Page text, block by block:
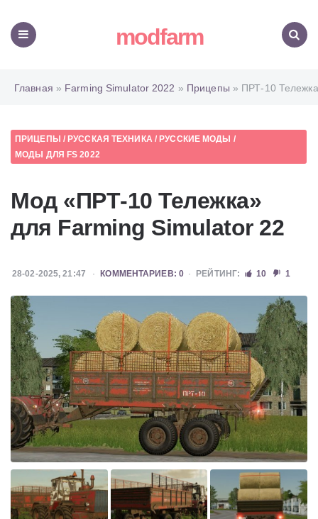
modfarm
Главная » Farming Simulator 2022 » Прицепы » ПРТ-10 Тележка
ПРИЦЕПЫ / РУССКАЯ ТЕХНИКА/ РУССКИЕ МОДЫ /
МОДЫ ДЛЯ FS 2022
Мод «ПРТ-10 Тележка»
для Farming Simulator 22
28-02-2025, 21:47 КОММЕНТАРИЕВ: 0 РЕЙТИНГ: 10 1